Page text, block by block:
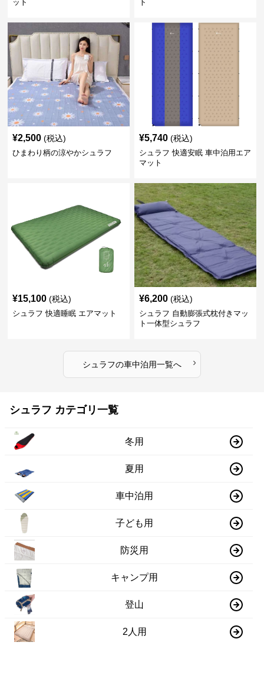
ット
ト
¥2,500 (税込)
ひまわり柄の涼やかシュラフ
¥5,740 (税込)
シュラフ 快適安眠 車中泊用エア
マット
¥15,100 (税込)
シュラフ 快適睡眠 エアマット
¥6,200 (税込)
シュラフ 自動膨張式枕付きマッ
ト一体型シュラフ
シュラフの車中泊用一覧へ ›
シュラフ カテゴリ一覧
冬用
夏用
車中泊用
子ども用
防災用
キャンプ用
登山
2人用